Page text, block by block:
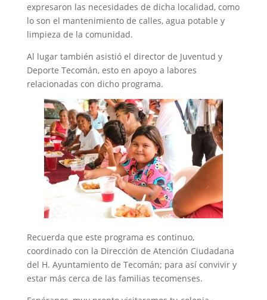
expresaron las necesidades de dicha localidad, como
lo son el mantenimiento de calles, agua potable y
limpieza de la comunidad.
Al lugar también asistió el director de Juventud y
Deporte Tecomán, esto en apoyo a labores
relacionadas con dicho programa.
Recuerda que este programa es continuo,
coordinado con la Dirección de Atención Ciudadana
del H. Ayuntamiento de Tecomán; para así convivir y
estar más cerca de las familias tecomenses.